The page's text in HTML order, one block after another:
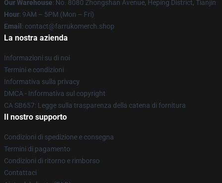
Our Warehouse: No. 8080 Zhongshan Avenue, Heping District, Tianjin
Hour: 9AM – 5PM (Mon – Fri)
Email : contact@farrukomerch.shop
La nostra azienda
Informazioni su di noi
Termini e condizioni
Informativa sulla privacy
DMCA - Informativa sul copyright
CA SB657: Legge sulla trasparenza della catena di fornitura
Il nostro supporto
Condizioni di spedizione e consegna
Termini di pagamento
Condizioni di ritorno e rimborso
Contattaci